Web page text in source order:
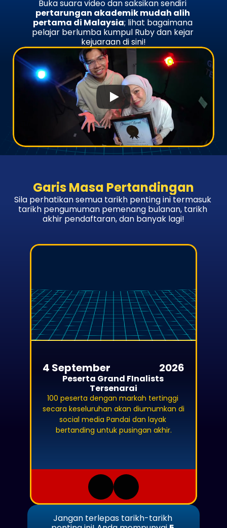
pertarungan akademik mudah alih
pertama di Malaysia; lihat bagaimana
pelajar berlumba kumpul Ruby dan kejar
kejuaraan di sini!
Garis Masa Pertandingan
Sila perhatikan semua tarikh penting ini termasuk
tarikh pengumuman pemenang bulanan, tarikh
akhir pendaftaran, dan banyak lagi!
4 September 2026
Peserta Grand FInalists
Tersenarai
100 peserta dengan markah tertinggi
secara keseluruhan akan diumumkan di
social media Pandai dan layak
bertanding untuk pusingan akhir.
Jangan terlepas tarikh-tarikh